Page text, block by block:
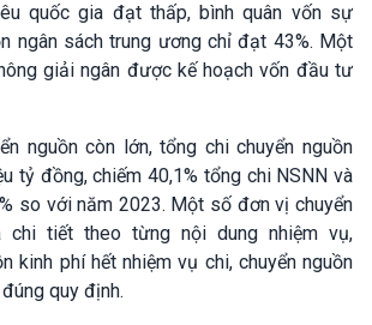
quốc gia đạt thấp, bình quân vốn sự
ngân sách trung ương chỉ đạt 43%. Một
giải ngân được kế hoạch vốn đầu tư
nguồn còn lớn, tổng chi chuyển nguồn
tỷ đồng, chiếm 40,1% tổng chi NSNN và
so với năm 2023. Một số đơn vị chuyển
chi tiết theo từng nội dung nhiệm vụ,
kinh phí hết nhiệm vụ chi, chuyển nguồn
quy định.